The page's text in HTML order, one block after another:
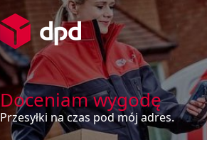
Doceniam wygodę
Przesyłki na czas pod mój adres.